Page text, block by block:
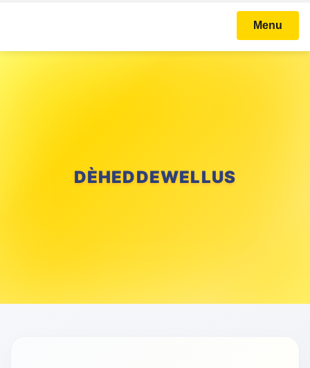
Menu
DÈHEDDEWELLUS